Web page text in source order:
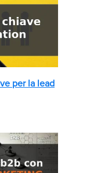
per la lead